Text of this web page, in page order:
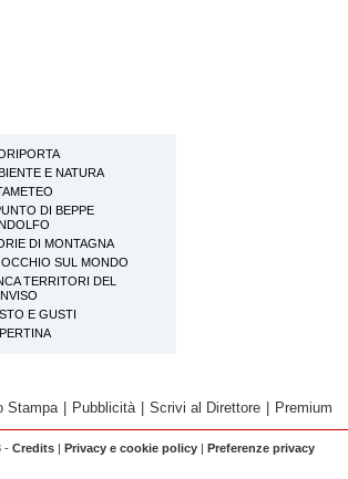
E NATURA
DI BEPPE
DI MONTAGNA
SUL MONDO
TERRITORI DEL
E GUSTI
Stampa Pubblicità Scrivi al Direttore Premium
- Credits | Privacy e cookie policy | Preferenze privacy